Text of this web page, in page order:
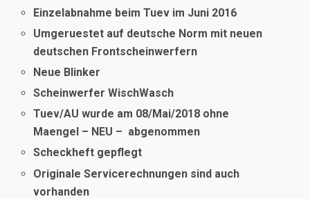
Einzelabnahme beim Tuev im Juni 2016
Umgeruestet auf deutsche Norm mit neuen
deutschen Frontscheinwerfern
Neue Blinker
Scheinwerfer WischWasch
Tuev/AU wurde am 08/Mai/2018 ohne
Maengel – NEU – abgenommen
Scheckheft gepflegt
Originale Servicerechnungen sind auch
vorhanden